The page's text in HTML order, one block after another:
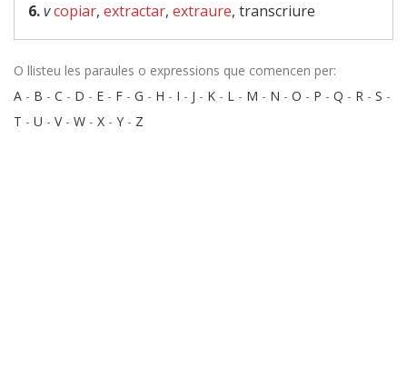
6.vcopiar, extractar, extraure, transcriure
O llisteu les paraules o expressions que comencen per:
A - B - C - D - E - F - G - H - I - J - K - L - M - N - O - P - Q - R - S -
T - U - V- W - X - Y - Z